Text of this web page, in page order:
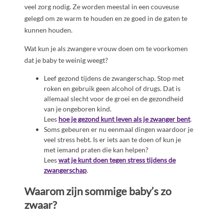
veel zorg nodig. Ze worden meestal in een couveuse
gelegd om ze warm te houden en ze goed in de gaten te
kunnen houden.
Wat kun je als zwangere vrouw doen om te voorkomen
dat je baby te weinig weegt?
Leef gezond tijdens de zwangerschap. Stop met
roken en gebruik geen alcohol of drugs. Dat is
allemaal slecht voor de groei en de gezondheid
van je ongeboren kind.
Lees hoe je gezond kunt leven als je zwanger bent.
Soms gebeuren er nu eenmaal dingen waardoor je
veel stress hebt. Is er iets aan te doen of kun je
met iemand praten die kan helpen?
Leeswat je kunt doen tegen stress tijdens de
zwangerschap.
Waarom zijn sommige baby’s zo
zwaar?